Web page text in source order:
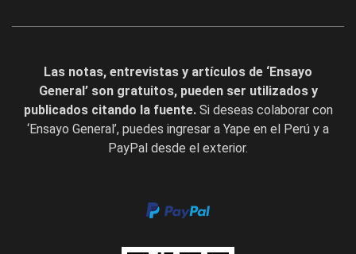
Las notas, entrevistas y artículos de ‘Ensayo
General’ son gratuitos, pueden ser utilizados y
publicados citando la fuente. Si deseas colaborar con
‘Ensayo General’, puedes ingresar a Yape en el Perú y a
PayPal desde el exterior.